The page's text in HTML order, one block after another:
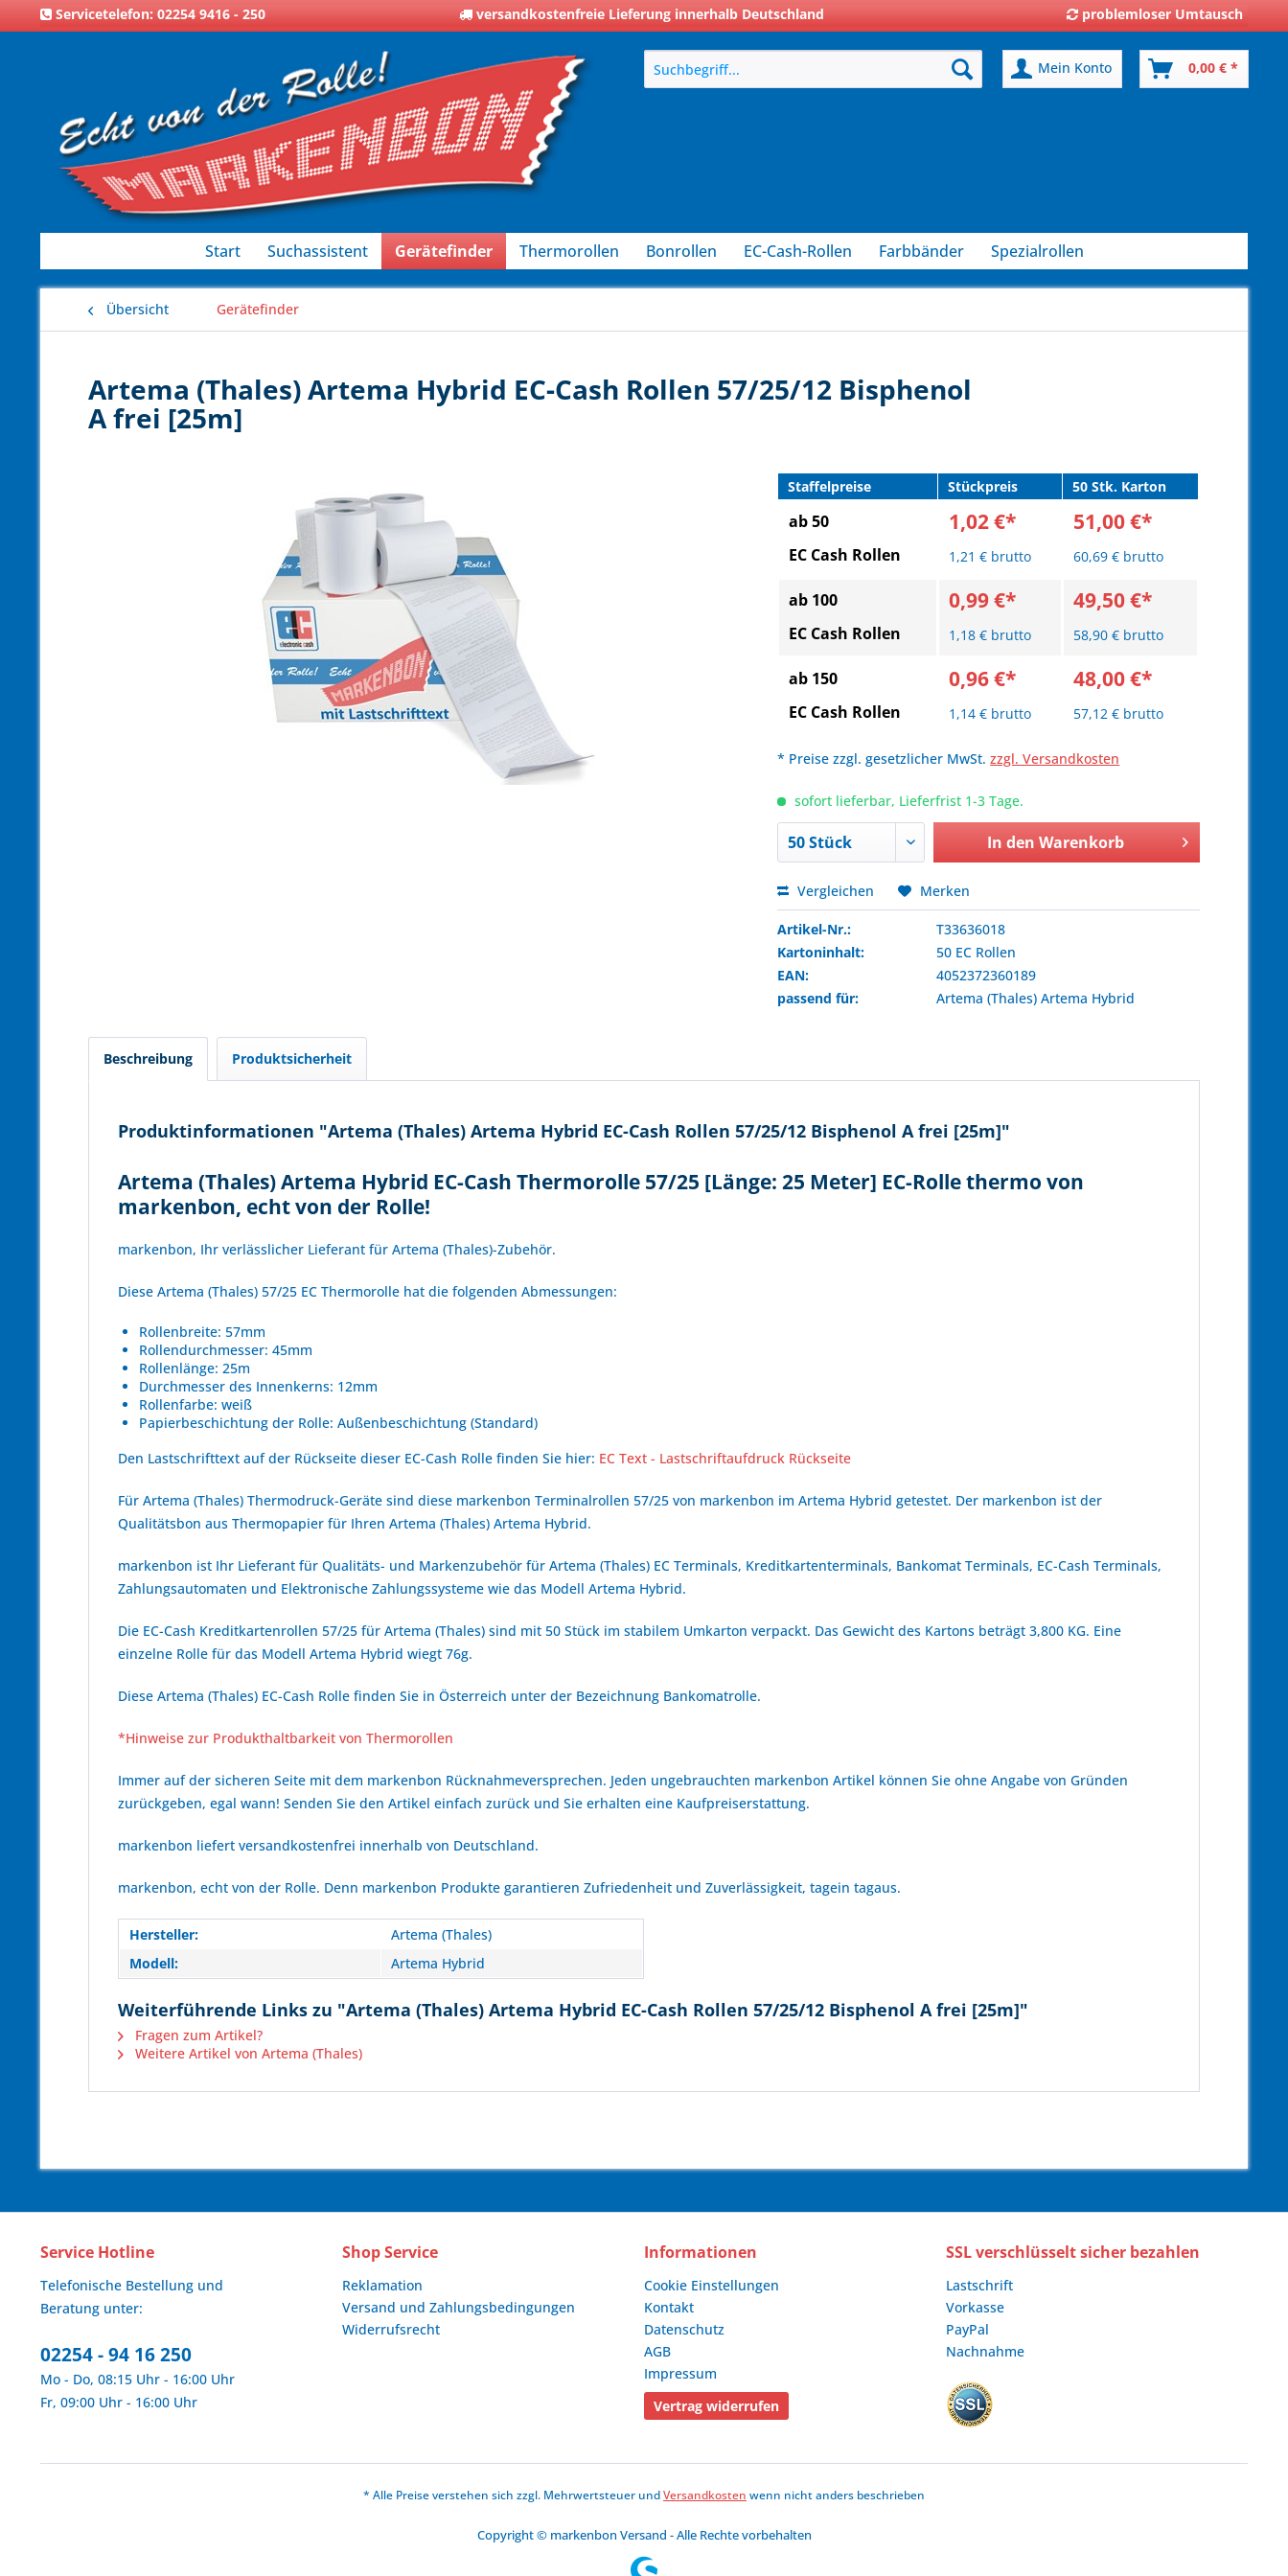
Servicetelefon: 02254 9416 - 250 versandkostenfreie Lieferung innerhalb Deutschland problemloser Umtausch
Mein Konto 0,00 € *
Start Suchassistent Gerätefinder Thermorollen Bonrollen EC-Cash-Rollen Farbbänder Spezialrollen
Übersicht Gerätefinder
Artema (Thales) Artema Hybrid EC-Cash Rollen 57/25/12 Bisphenol
A frei [25m]
Staffelpreise Stückpreis 50 Stk. Karton
ab 50
EC Cash Rollen
1,02 €*
1,21 € brutto
51,00 €*
60,69 € brutto
ab 100
EC Cash Rollen
0,99 €*
1,18 € brutto
49,50 €*
58,90 € brutto
ab 150
EC Cash Rollen
0,96 €*
1,14 € brutto
48,00 €*
57,12 € brutto
* Preise zzgl. gesetzlicher MwSt.zzgl. Versandkosten
sofort lieferbar, Lieferfrist 1-3 Tage.
In den Warenkorb
Vergleichen Merken
Artikel-Nr.:
T33636018
Kartoninhalt:
50 EC Rollen
EAN:
4052372360189
passend für:
Artema (Thales) Artema Hybrid
Beschreibung Produktsicherheit
Produktinformationen "Artema (Thales) Artema Hybrid EC-Cash Rollen 57/25/12 Bisphenol A frei [25m]"
Artema (Thales) Artema Hybrid EC-Cash Thermorolle 57/25 [Länge: 25 Meter] EC-Rolle thermo von
markenbon, echt von der Rolle!
markenbon, Ihr verlässlicher Lieferant für Artema (Thales)-Zubehör.
Diese Artema (Thales) 57/25 EC Thermorolle hat die folgenden Abmessungen:
Rollenbreite: 57mm
Rollendurchmesser: 45mm
Rollenlänge: 25m
Durchmesser des Innenkerns: 12mm
Rollenfarbe: weiß
Papierbeschichtung der Rolle: Außenbeschichtung (Standard)
Den Lastschrifttext auf der Rückseite dieser EC-Cash Rolle finden Sie hier: EC Text - Lastschriftaufdruck Rückseite
Für Artema (Thales) Thermodruck-Geräte sind diese markenbon Terminalrollen 57/25 von markenbon im Artema Hybrid getestet. Der markenbon ist der
Qualitätsbon aus Thermopapier für Ihren Artema (Thales) Artema Hybrid.
markenbon ist Ihr Lieferant für Qualitäts- und Markenzubehör für Artema (Thales) EC Terminals, Kreditkartenterminals, Bankomat Terminals, EC-Cash Terminals,
Zahlungsautomaten und Elektronische Zahlungssysteme wie das Modell Artema Hybrid.
Die EC-Cash Kreditkartenrollen 57/25 für Artema (Thales) sind mit 50 Stück im stabilem Umkarton verpackt. Das Gewicht des Kartons beträgt 3,800 KG. Eine
einzelne Rolle für das Modell Artema Hybrid wiegt 76g.
Diese Artema (Thales) EC-Cash Rolle finden Sie in Österreich unter der Bezeichnung Bankomatrolle.
*Hinweise zur Produkthaltbarkeit von Thermorollen
Immer auf der sicheren Seite mit dem markenbon Rücknahmeversprechen. Jeden ungebrauchten markenbon Artikel können Sie ohne Angabe von Gründen
zurückgeben, egal wann! Senden Sie den Artikel einfach zurück und Sie erhalten eine Kaufpreiserstattung.
markenbon liefert versandkostenfrei innerhalb von Deutschland.
markenbon, echt von der Rolle. Denn markenbon Produkte garantieren Zufriedenheit und Zuverlässigkeit, tagein tagaus.
Hersteller:
Artema (Thales)
Modell:
Artema Hybrid
Weiterführende Links zu "Artema (Thales) Artema Hybrid EC-Cash Rollen 57/25/12 Bisphenol A frei [25m]"
Fragen zum Artikel?
Weitere Artikel von Artema (Thales)
Service Hotline
Telefonische Bestellung und
Beratung unter:
02254 - 94 16 250
Mo - Do, 08:15 Uhr - 16:00 Uhr
Fr, 09:00 Uhr - 16:00 Uhr
Shop Service
Reklamation
Versand und Zahlungsbedingungen
Widerrufsrecht
Informationen
Cookie Einstellungen
Kontakt
Datenschutz
AGB
Impressum
Vertrag widerrufen
SSL verschlüsselt sicher bezahlen
Lastschrift
Vorkasse
PayPal
Nachnahme
* Alle Preise verstehen sich zzgl. Mehrwertsteuer undVersandkosten wenn nicht anders beschrieben
Copyright © markenbon Versand - Alle Rechte vorbehalten